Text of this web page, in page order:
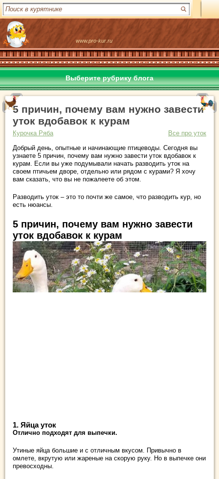
www.pro-kur.ru
Выберите рубрику блога
5 причин, почему вам нужно завести
уток вдобавок к курам
Курочка Ряба
Все про уток
Добрый день, опытные и начинающие птицеводы. Сегодня вы
узнаете 5 причин, почему вам нужно завести уток вдобавок к
курам. Если вы уже подумывали начать разводить уток на
своем птичьем дворе, отдельно или рядом с курами? Я хочу
вам сказать, что вы не пожалеете об этом.
Разводить уток – это то почти же самое, что разводить кур, но
есть нюансы.
5 причин, почему вам нужно завести
уток вдобавок к курам
1. Яйца уток
Отлично подходят для выпечки.
Утиные яйца большие и с отличным вкусом. Привычно в
омлете, вкрутую или жареные на скорую руку. Но в выпечке они
превосходны.